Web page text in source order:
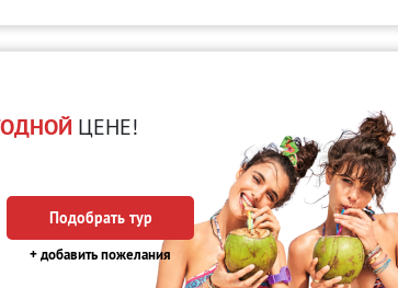
ЦЕНЕ!
Подобрать тур
+ добавить пожелания